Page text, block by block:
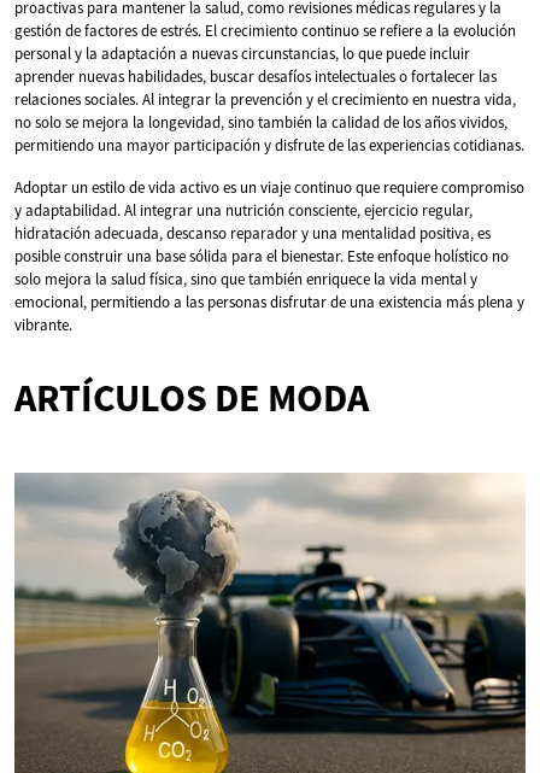
proactivas para mantener la salud, como revisiones médicas regulares y la
gestión de factores de estrés. El crecimiento continuo se refiere a la evolución
personal y la adaptación a nuevas circunstancias, lo que puede incluir
aprender nuevas habilidades, buscar desafíos intelectuales o fortalecer las
relaciones sociales. Al integrar la prevención y el crecimiento en nuestra vida,
no solo se mejora la longevidad, sino también la calidad de los años vividos,
permitiendo una mayor participación y disfrute de las experiencias cotidianas.
Adoptar un estilo de vida activo es un viaje continuo que requiere compromiso
y adaptabilidad. Al integrar una nutrición consciente, ejercicio regular,
hidratación adecuada, descanso reparador y una mentalidad positiva, es
posible construir una base sólida para el bienestar. Este enfoque holístico no
solo mejora la salud física, sino que también enriquece la vida mental y
emocional, permitiendo a las personas disfrutar de una existencia más plena y
vibrante.
ARTÍCULOS DE MODA